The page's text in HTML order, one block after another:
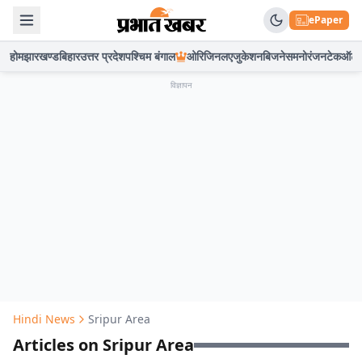
ePaper
होमझारखण्डबिहारउत्तर प्रदेशपश्चिम बंगाल ओरिजिनलएजुकेशनबिजनेसमनोरंजनटेकऑटो
विज्ञापन
Hindi News Sripur Area
Articles on Sripur Area